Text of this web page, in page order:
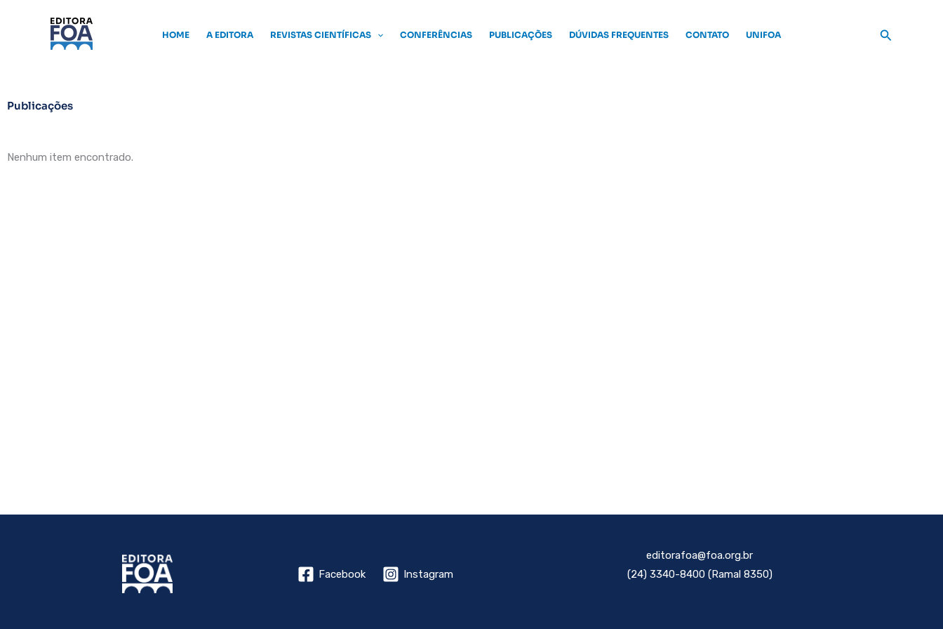
HOME A EDITORA REVISTAS CIENTÍFICAS CONFERÊNCIAS PUBLICAÇÕES DÚVIDAS FREQUENTES CONTATO UNIFOA Pesquisar
Publicações
Nenhum item encontrado.
Facebook Instagram
editorafoa@foa.org.br
(24) 3340-8400 (Ramal 8350)